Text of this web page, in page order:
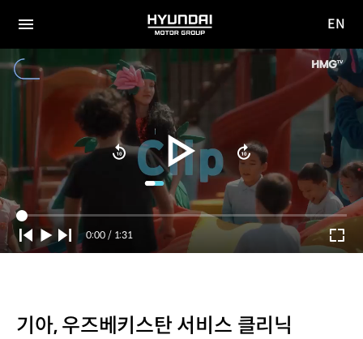
전체
메뉴
HYUNDAI
MOTOR
GROUP
사이
이동
EN
Current
Time
0:00 / Duration
1:31
기아, 우즈베키스탄 서비스 클리닉